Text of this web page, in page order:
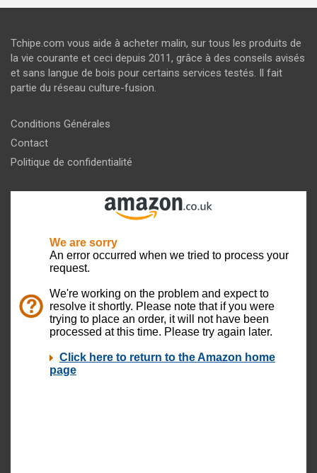
Tchipe.com vous aide à acheter malin, sur tous les produits de
la vie courante et ceci depuis 2011, grâce à des conseils avisés
et sans langue de bois pour certains services testés. Il fait
partie du réseau culture-fusion.
Conditions Générales
Contact
Politique de confidentialité